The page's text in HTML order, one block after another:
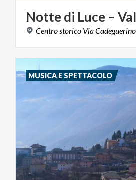
Nottedi Luce – Val
Centro storico ViaCadeguerino
MUSICA E SPETTACOLO